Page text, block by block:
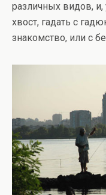
различных видов,
хвост, гадать с
знакомство, или с